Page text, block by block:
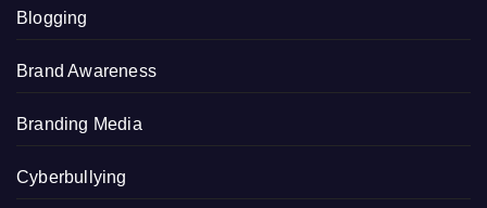
Blogging
Brand Awareness
Branding Media
Cyberbullying